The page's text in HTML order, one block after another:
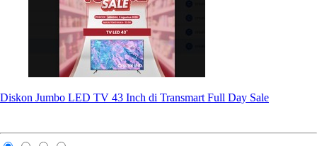
Diskon Jumbo LED TV 43 Inch di Transmart Full Day Sale